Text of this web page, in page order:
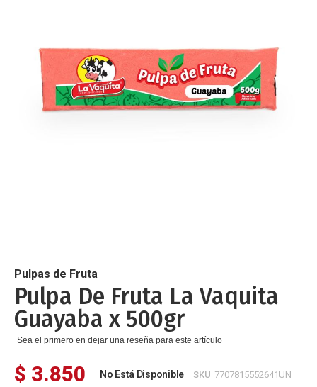
de
la
galería
de
imágenes
Pulpas de Fruta
Pulpa De Fruta La Vaquita
Guayaba x 500gr
Sea el primero en dejar una reseña para este artículo
$ 3.850 No Está Disponible SKU 7707815552641UN